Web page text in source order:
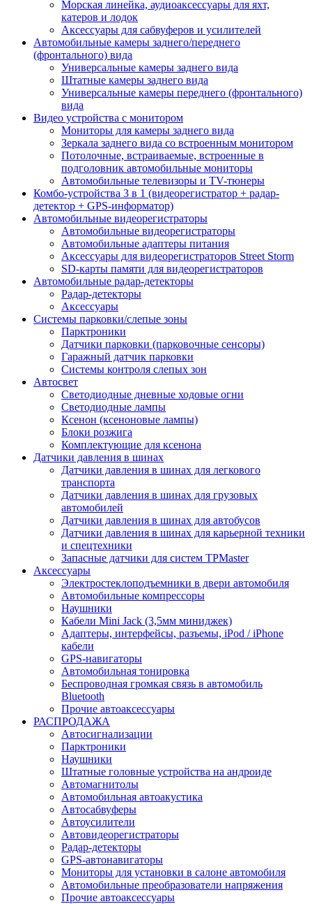
Морская линейка, аудиоаксессуары для яхт,
катеров и лодок
Аксессуары для сабвуферов и усилителей
Автомобильные камеры заднего/переднего
(фронтального) вида
Универсальные камеры заднего вида
Штатные камеры заднего вида
Универсальные камеры переднего (фронтального)
вида
Видео устройства c монитором
Мониторы для камеры заднего вида
Зеркала заднего вида со встроенным монитором
Потолочные, встраиваемые, встроенные в
подголовник автомобильные мониторы
Автомобильные телевизоры и TV-тюнеры
Комбо-устройства 3 в 1 (видеорегистратор + радар-
детектор + GPS-информатор)
Автомобильные видеорегистраторы
Автомобильные видеорегистраторы
Автомобильные адаптеры питания
Аксессуары для видеорегистраторов Street Storm
SD-карты памяти для видеорегистраторов
Автомобильные радар-детекторы
Радар-детекторы
Аксессуары
Системы парковки/слепые зоны
Парктроники
Датчики парковки (парковочные сенсоры)
Гаражный датчик парковки
Системы контроля слепых зон
Автосвет
Светодиодные дневные ходовые огни
Светодиодные лампы
Ксенон (ксеноновые лампы)
Блоки розжига
Комплектующие для ксенона
Датчики давления в шинах
Датчики давления в шинах для легкового
транспорта
Датчики давления в шинах для грузовых
автомобилей
Датчики давления в шинах для автобусов
Датчики давления в шинах для карьерной техники
и спецтехники
Запасные датчики для систем TPMaster
Аксессуары
Электростеклоподъемники в двери автомобиля
Автомобильные компрессоры
Наушники
Кабели Mini Jack (3,5мм миниджек)
Адаптеры, интерфейсы, разъемы, iPod / iPhone
кабели
GPS-навигаторы
Автомобильная тонировка
Беспроводная громкая связь в автомобиль
Bluetooth
Прочие автоаксессуары
РАСПРОДАЖА
Автосигнализации
Парктроники
Наушники
Штатные головные устройства на андроиде
Автомагнитолы
Автомобильная автоакустика
Автосабвуферы
Автоусилители
Автовидеорегистраторы
Радар-детекторы
GPS-автонавигаторы
Мониторы для установки в салоне автомобиля
Автомобильные преобразователи напряжения
Прочие автоаксессуары